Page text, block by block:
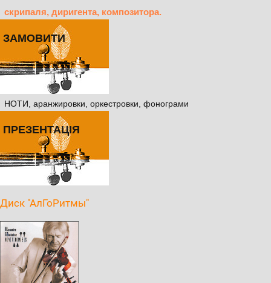
скрипаля, диригента, композитора.
ЗАМОВИТИ
НОТИ, аранжировки, оркестровки, фонограми
ПРЕЗЕНТАЦІЯ
Диск "АлГоРитмы"